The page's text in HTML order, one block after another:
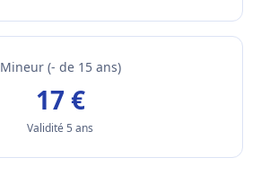
Mineur (- de 15 ans)
17 €
Validité 5 ans